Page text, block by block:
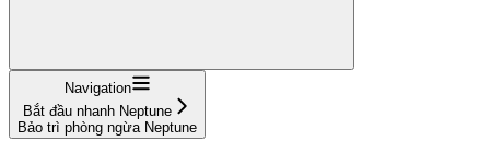
Navigation
Bắt đầu nhanh Neptune
Bảo trì phòng ngừa Neptune